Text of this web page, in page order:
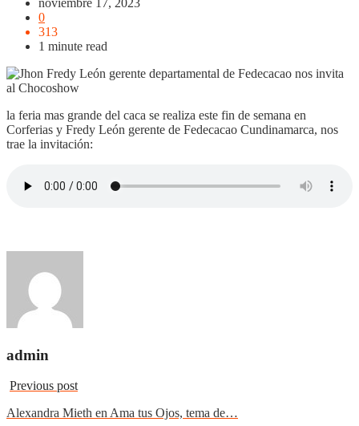
0
313
1 minute read
la feria mas grande del caca se realiza este fin de semana en
Corferias y Fredy León gerente de Fedecacao Cundinamarca, nos
trae la invitación:
admin
Previous post
Alexandra Mieth en Ama tus Ojos, tema de…